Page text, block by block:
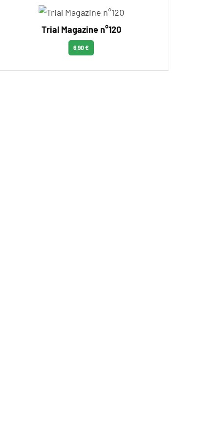
Trial Magazine n°120
6.90 €